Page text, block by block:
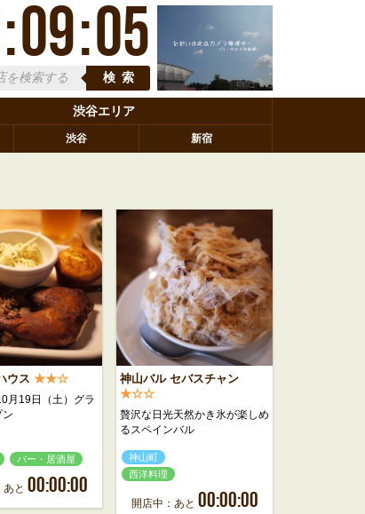
:09:05
検索
渋谷エリア
渋谷 新宿
ウス ★★☆
月19日（土）グラ
ン
バー・居酒屋
あと 00:00:00
神山バル セバスチャン
★☆☆
贅沢な日光天然かき氷が楽しめ
るスペインバル
神山町
西洋料理
開店中：あと 00:00:00